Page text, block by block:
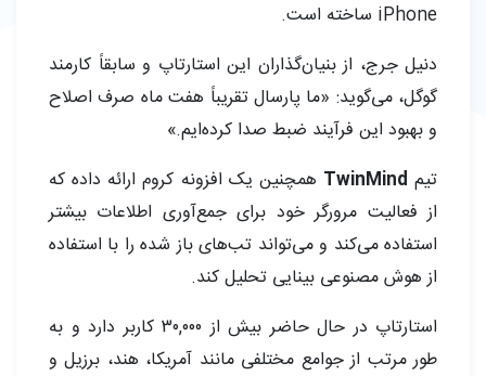
iPhone ساخته است.
دنیل جرج، از بنیان‌گذاران این استارتاپ و سابقاً کارمند
گوگل، می‌گوید: «ما پارسال تقریباً هفت ماه صرف اصلاح
و بهبود این فرآیند ضبط صدا کرده‌ایم.»
تیم TwinMind همچنین یک افزونه کروم ارائه داده که
از فعالیت مرورگر خود برای جمع‌آوری اطلاعات بیشتر
استفاده می‌کند و می‌تواند تب‌های باز شده را با استفاده
از هوش مصنوعی بینایی تحلیل کند.
استارتاپ در حال حاضر بیش از 30,000 کاربر دارد و به
طور مرتب از جوامع مختلفی مانند آمریکا، هند، برزیل و